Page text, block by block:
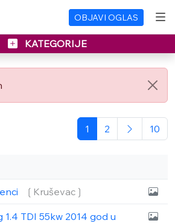
OBJAVI OGLAS
KATEGORIJE
1 2 10
❲Kruševac❳
1.4 TDI 55kw 2014 god u